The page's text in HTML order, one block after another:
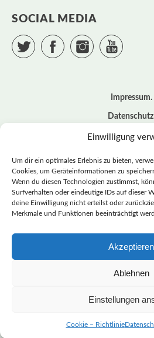
Einwilligung
Um dir ein optimales Erlebnis zu bieten,
Cookies, um Geräteinformationen zu
Wenn du diesen Technologien zustimmst,
Surfverhalten oder eindeutige IDs auf dieser
deine Einwilligung nicht erteilst oder
Merkmale und Funktionen beeinträchtigt
Akzeptieren
Ablehnen
Einstellungen
Cookie – Richtlinie
SOCIAL MEDIA
Twitter Facebook Instagram
Impressum
Datenschutz
Cookie –
© BASISDEMOKRATISCHE
LANDESVERBAND
SACHSEN |
BASISDEMOKRATISCHE